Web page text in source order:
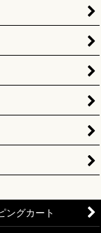
ングカート